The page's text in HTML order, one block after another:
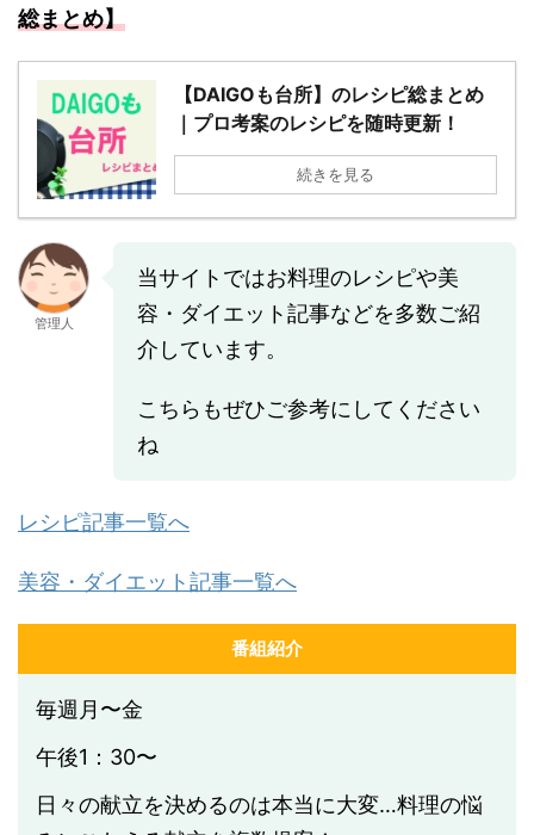
総まとめ】
【DAIGOも台所】のレシピ総まとめ
｜プロ考案のレシピを随時更新！
続きを見る
管理人
当サイトではお料理のレシピや美
容・ダイエット記事などを多数ご紹
介しています。
こちらもぜひご参考にしてください
ね
レシピ記事一覧へ
美容・ダイエット記事一覧へ
番組紹介
毎週月〜金
午後1：30〜
日々の献立を決めるのは本当に大変…料理の悩